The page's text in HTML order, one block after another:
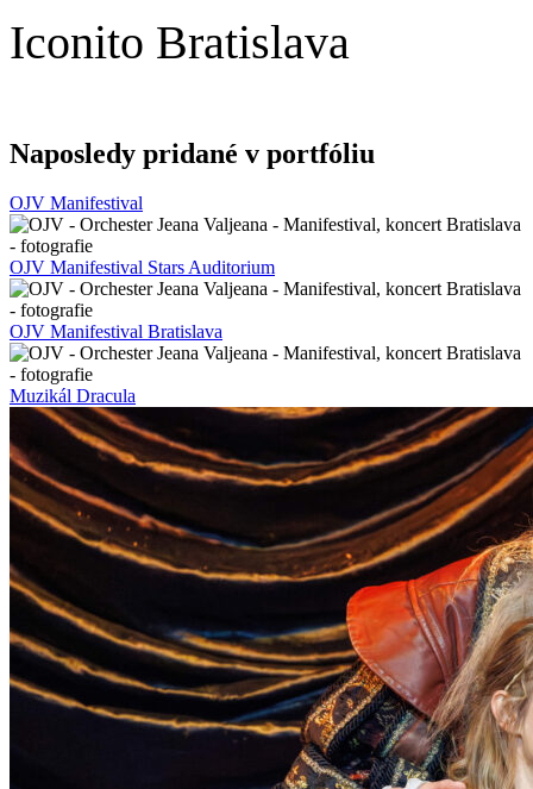
Iconito Bratislava
Naposledy pridané v portfóliu
OJV Manifestival
OJV Manifestival Stars Auditorium
OJV Manifestival Bratislava
Muzikál Dracula